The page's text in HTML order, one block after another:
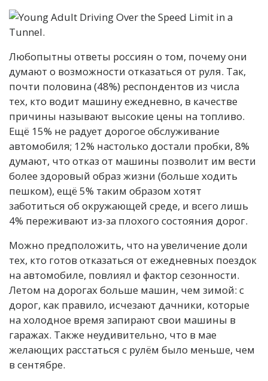
Любопытны ответы россиян о том, почему они
думают о возможности отказаться от руля. Так,
почти половина (48%) респондентов из числа
тех, кто водит машину ежедневно, в качестве
причины называют высокие цены на топливо.
Ещё 15% не радует дорогое обслуживание
автомобиля; 12% настолько достали пробки, 8%
думают, что отказ от машины позволит им вести
более здоровый образ жизни (больше ходить
пешком), ещё 5% таким образом хотят
заботиться об окружающей среде, и всего лишь
4% переживают из-за плохого состояния дорог.
Можно предположить, что на увеличение доли
тех, кто готов отказаться от ежедневных поездок
на автомобиле, повлиял и фактор сезонности.
Летом на дорогах больше машин, чем зимой: с
дорог, как правило, исчезают дачники, которые
на холодное время запирают свои машины в
гаражах. Также неудивительно, что в мае
желающих расстаться с рулём было меньше, чем
в сентябре.